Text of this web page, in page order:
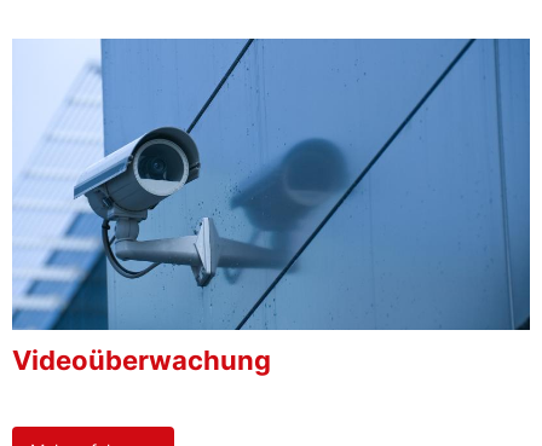
Videoüberwachung